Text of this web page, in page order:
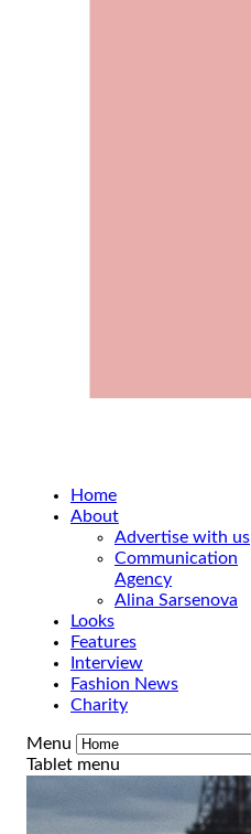
Home
About
Advertise with us
Communication
Agency
Alina Sarsenova
Looks
Features
Interview
Fashion News
Charity
Menu
Tablet menu